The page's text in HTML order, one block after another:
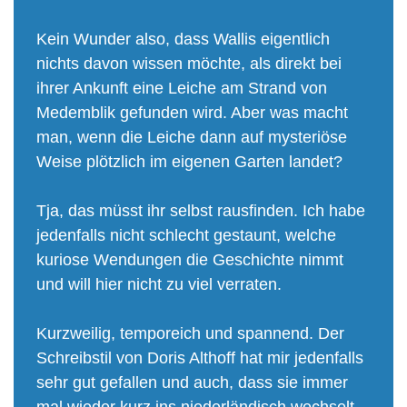
Kein Wunder also, dass Wallis eigentlich
nichts davon wissen möchte, als direkt bei
ihrer Ankunft eine Leiche am Strand von
Medemblik gefunden wird. Aber was macht
man, wenn die Leiche dann auf mysteriöse
Weise plötzlich im eigenen Garten landet?
Tja, das müsst ihr selbst rausfinden. Ich habe
jedenfalls nicht schlecht gestaunt, welche
kuriose Wendungen die Geschichte nimmt
und will hier nicht zu viel verraten.
Kurzweilig, temporeich und spannend. Der
Schreibstil von Doris Althoff hat mir jedenfalls
sehr gut gefallen und auch, dass sie immer